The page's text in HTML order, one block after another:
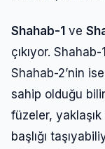
Shahab-1 ve
çıkıyor. Shahab-
Shahab-2’nin ise
sahip olduğu
füzeler, yaklaşık
başlığı